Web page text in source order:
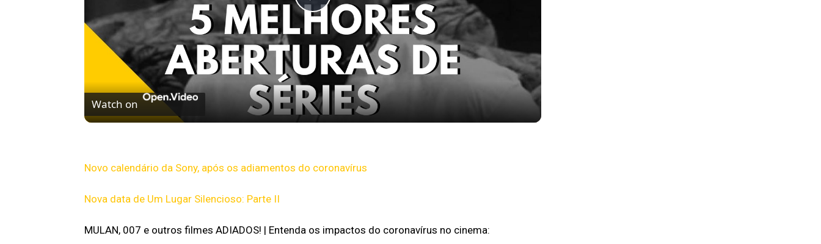
Play
Video
Watch on
Novo calendário da Sony, após os adiamentos do coronavírus
Nova data de Um Lugar Silencioso: Parte II
MULAN, 007 e outros filmes ADIADOS! | Entenda os impactos do coronavírus no cinema: